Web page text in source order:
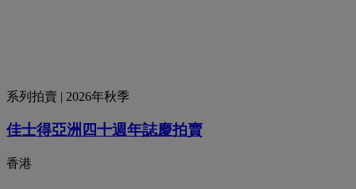
系列拍賣 | 2026年秋季
佳士得亞洲四十週年誌慶拍賣
香港